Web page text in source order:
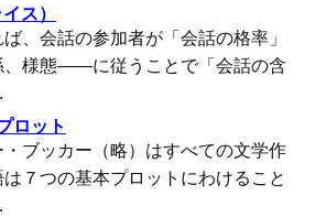
ス）
ば、会話の参加者が「会話の格率」
様態――に従うことで「会話の含
ロット
・ブッカー（略）はすべての文学作
７つの基本プロットにわけること